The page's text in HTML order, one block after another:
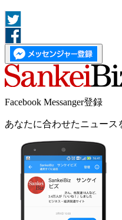
Facebook Messanger登録
あなたに合わせたニュース